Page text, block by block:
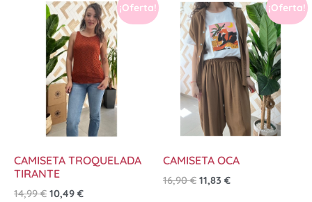
¡Oferta!
CAMISETA TROQUELADA
TIRANTE
14,99€ 10,49 €
¡Oferta!
CAMISETA OCA
16,90€ 11,83 €